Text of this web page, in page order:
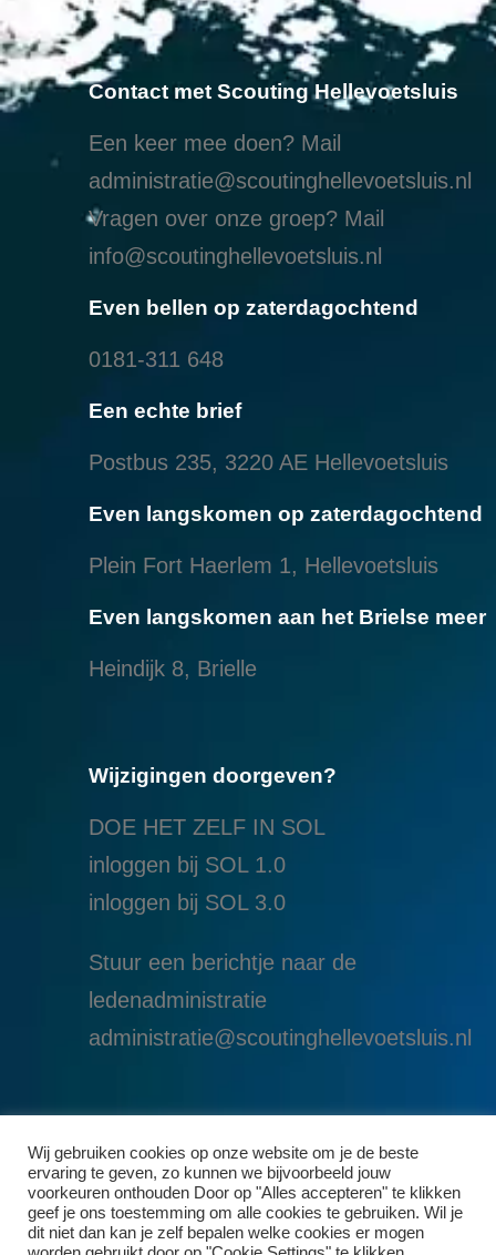
Contact met Scouting Hellevoetsluis
Een keer mee doen? Mail
administratie@scoutinghellevoetsluis.nl
Vragen over onze groep? Mail
info@scoutinghellevoetsluis.nl
Even bellen op zaterdagochtend
0181-311 648
Een echte brief
Postbus 235, 3220 AE Hellevoetsluis
Even langskomen op zaterdagochtend
Plein Fort Haerlem 1, Hellevoetsluis
Even langskomen aan het Brielse meer
Heindijk 8, Brielle
Wijzigingen doorgeven?
DOE HET ZELF IN SOL
inloggen bij SOL 1.0
inloggen bij SOL 3.0
Stuur een berichtje naar de
ledenadministratie
administratie@scoutinghellevoetsluis.nl
Wij gebruiken cookies op onze website om je de beste
ervaring te geven, zo kunnen we bijvoorbeeld jouw
voorkeuren onthouden Door op "Alles accepteren" te klikken
geef je ons toestemming om alle cookies te gebruiken. Wil je
dit niet dan kan je zelf bepalen welke cookies er mogen